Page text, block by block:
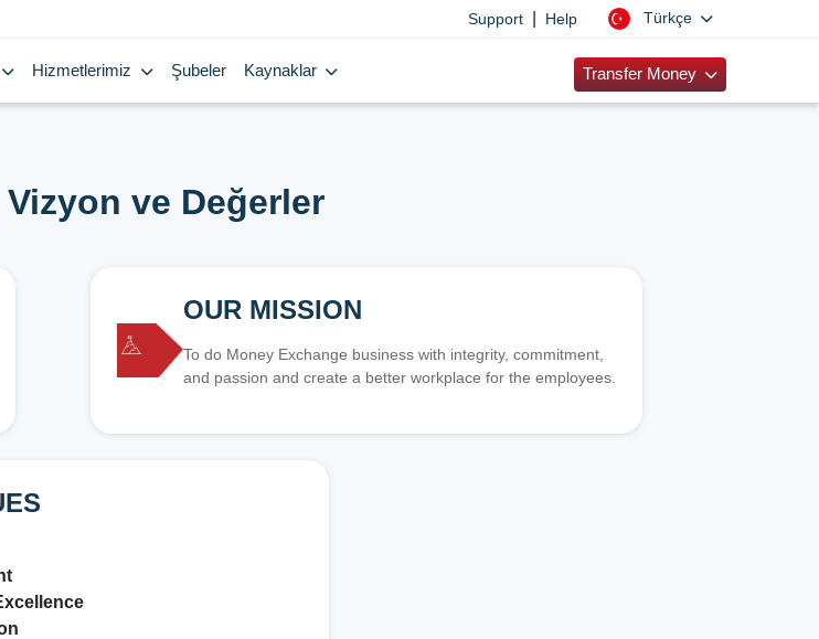
Support Help Türkçe
Hizmetlerimiz Şubeler Kaynaklar Transfer Money
ve Değerler
OUR MISSION
To do Money Exchange business with integrity, commitment,
and passion and create a better workplace for the employees.